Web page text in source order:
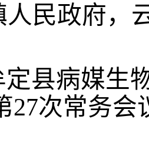
人民政府，
定县病媒生
27次常务